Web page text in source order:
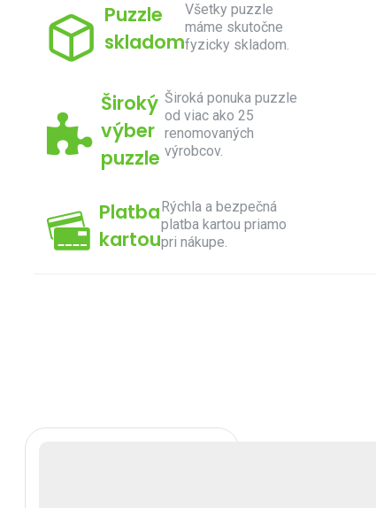
Puzzle
skladom
Všetky puzzle
máme skutočne
fyzicky skladom.
Široký
výber
puzzle
Široká ponuka puzzle
od viac ako 25
renomovaných
výrobcov.
Platba
kartou
Rýchla a bezpečná
platba kartou priamo
pri nákupe.